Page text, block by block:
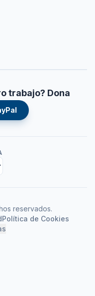
trabajo? Dona
reservados.
Política de Cookies